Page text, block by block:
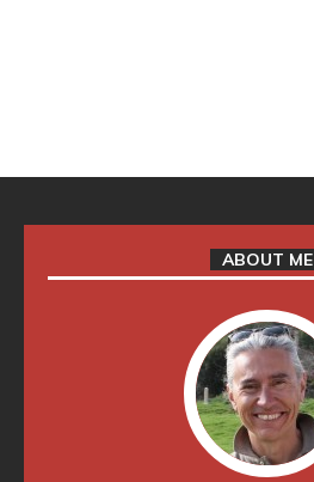
ABOUT ME